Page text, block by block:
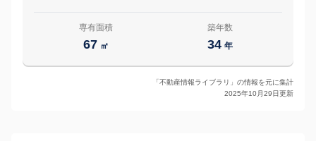
専有面積
67 ㎡
築年数
34 年
「不動産情報ライブラリ」の情報を元に集計
2025年10月29日更新